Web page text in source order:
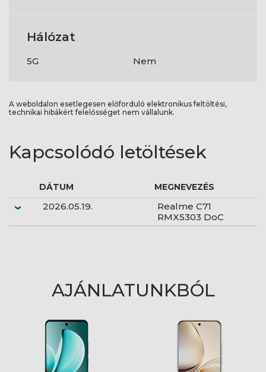
Hálózat
5G Nem
A weboldalon esetlegesen előforduló elektronikus feltöltési,
technikai hibákért felelősséget nem vállalunk.
Kapcsolódó letöltések
DÁTUM MEGNEVEZÉS
2026.05.19.
Realme C71
RMX5303 DoC
AJÁNLATUNKBÓL